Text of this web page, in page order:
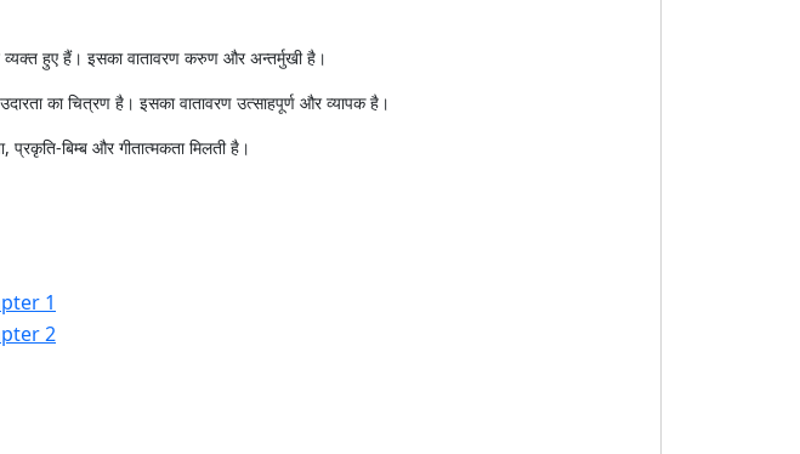
व्यक्त हुए हैं। इसका वातावरण करुण और अन्तर्मुखी है।
का चित्रण है। इसका वातावरण उत्साहपूर्ण और व्यापक है।
बिम्ब और गीतात्मकता मिलती है।
1
2